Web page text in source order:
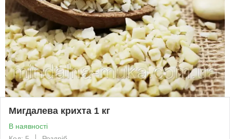
Мигдалева крихта 1 кг
В наявності